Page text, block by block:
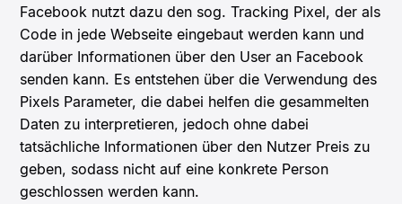
Facebook nutzt dazu den sog. Tracking Pixel, der als
Code in jede Webseite eingebaut werden kann und
darüber Informationen über den User an Facebook
senden kann. Es entstehen über die Verwendung des
Pixels Parameter, die dabei helfen die gesammelten
Daten zu interpretieren, jedoch ohne dabei
tatsächliche Informationen über den Nutzer Preis zu
geben, sodass nicht auf eine konkrete Person
geschlossen werden kann.